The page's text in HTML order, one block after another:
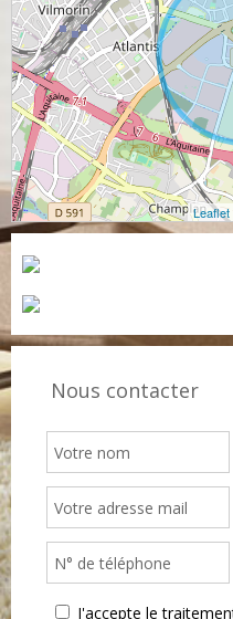
Leaflet
Nous contacter
J'accepte le